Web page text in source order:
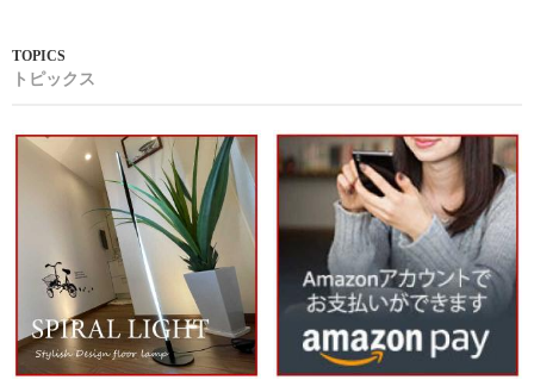
トピックス